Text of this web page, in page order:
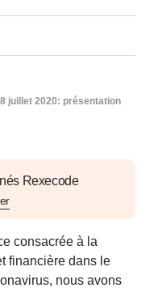
Rexecode
consacrée à la
financière dans le
nous avons
juillet 2020: présentation